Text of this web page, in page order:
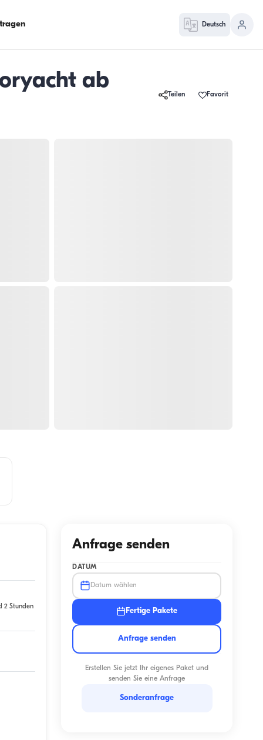
Deutsch
ab
Teilen Favorit
2 Stunden
Anfrage senden
DATUM
Datum wählen
Fertige Pakete
Anfrage senden
Erstellen Sie jetzt Ihr eigenes Paket und
senden Sie eine Anfrage
Sonderanfrage